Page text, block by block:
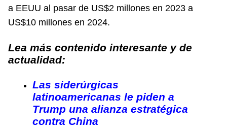
a EEUU al pasar de US$2 millones en 2023 a
US$10 millones en 2024.
Lea más contenido interesante y de
actualidad:
Las siderúrgicas
latinoamericanas le piden a
Trump una alianza estratégica
contra China